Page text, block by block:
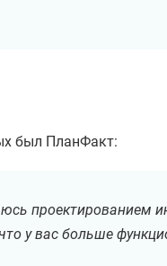
был ПланФакт:
проектированием
у вас больше